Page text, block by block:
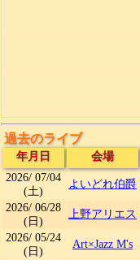
過去のライブ
年月日 会場
2026/ 07/04
(土)
よいどれ伯爵
2026/ 06/28
(日)
上野アリエス
2026/ 05/24
(日)
Art×Jazz M's